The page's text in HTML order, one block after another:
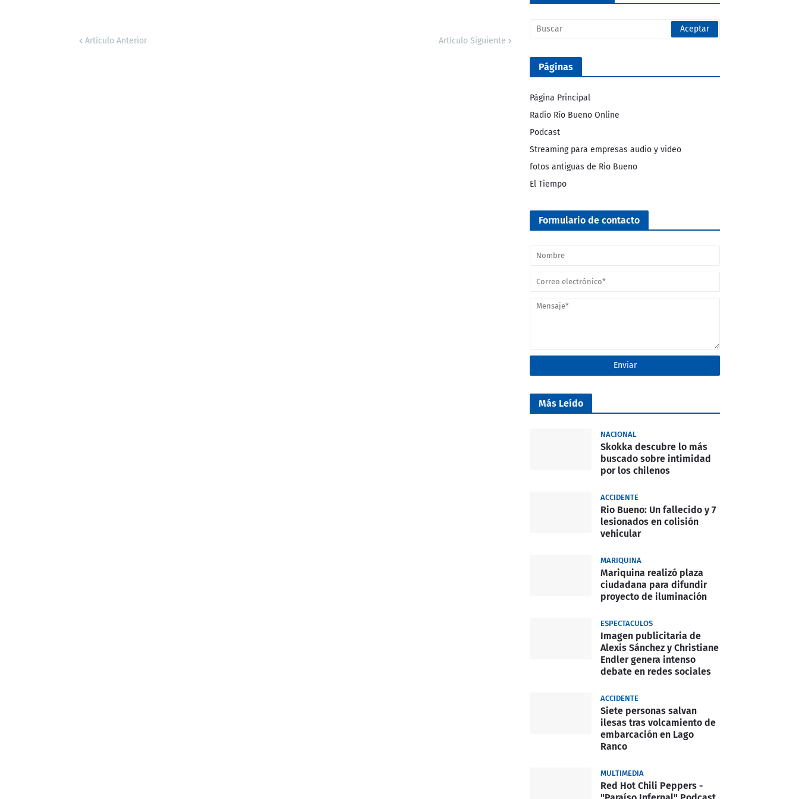
Artículo Anterior Artículo Siguiente
Páginas
Página Principal
Radio Río Bueno Online
Podcast
Streaming para empresas audio y video
fotos antiguas de Rio Bueno
El Tiempo
Formulario de contacto
Más Leído
NACIONAL
Skokka descubre lo más
buscado sobre intimidad
por los chilenos
ACCIDENTE
Rio Bueno: Un fallecido y 7
lesionados en colisión
vehicular
MARIQUINA
Mariquina realizó plaza
ciudadana para difundir
proyecto de iluminación
ESPECTACULOS
Imagen publicitaria de
Alexis Sánchez y Christiane
Endler genera intenso
debate en redes sociales
ACCIDENTE
Siete personas salvan
ilesas tras volcamiento de
embarcación en Lago
Ranco
MULTIMEDIA
Red Hot Chili Peppers -